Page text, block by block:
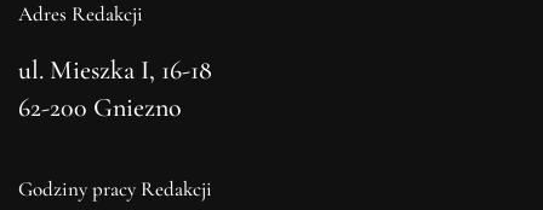
Adres Redakcji
ul. Mieszka I, 16-18
62-200 Gniezno
Godziny pracy Redakcji